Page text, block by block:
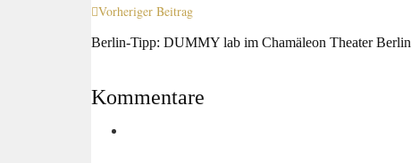
Vorheriger Beitrag
Berlin-Tipp: DUMMY lab im Chamäleon Theater Berlin
Kommentare